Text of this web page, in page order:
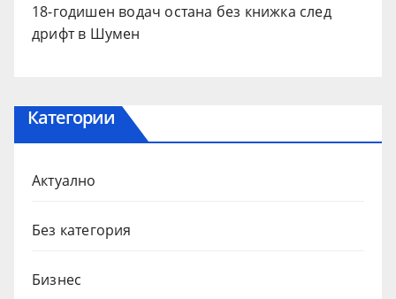
18-годишен водач остана без книжка след
дрифт в Шумен
Категории
Актуално
Без категория
Бизнес